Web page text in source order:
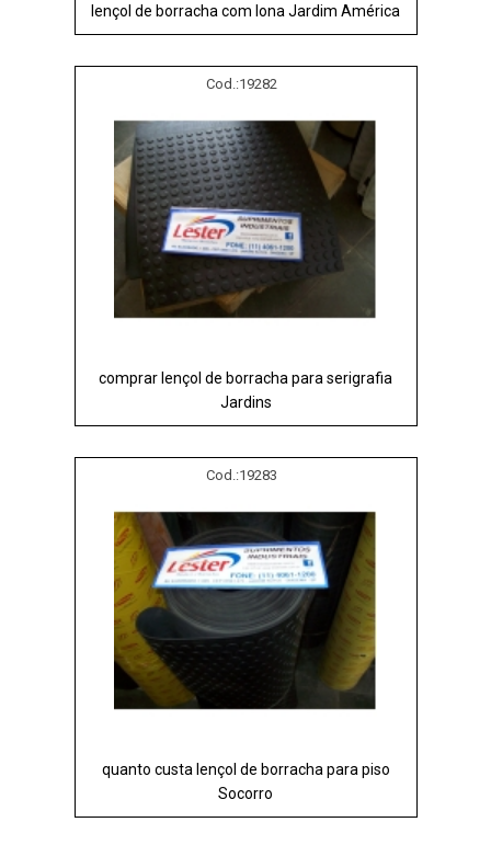
lençol de borracha com lona Jardim América
Cod.:19282
comprar lençol de borracha para serigrafia
Jardins
Cod.:19283
quanto custa lençol de borracha para piso
Socorro